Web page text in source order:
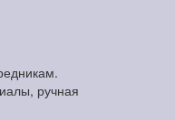
ручная